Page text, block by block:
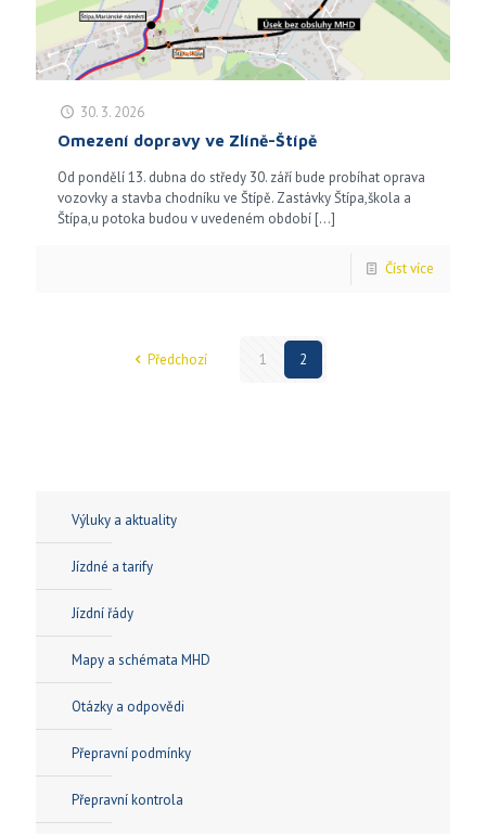
30. 3. 2026
Omezení dopravy ve Zlíně-Štípě
Od pondělí 13. dubna do středy 30. září bude probíhat oprava
vozovky a stavba chodníku ve Štípě. Zastávky Štípa,škola a
Štípa,u potoka budou v uvedeném období […]
Číst více
Předchozí 1 2
Výluky a aktuality
Jízdné a tarify
Jízdní řády
Mapy a schémata MHD
Otázky a odpovědi
Přepravní podmínky
Přepravní kontrola